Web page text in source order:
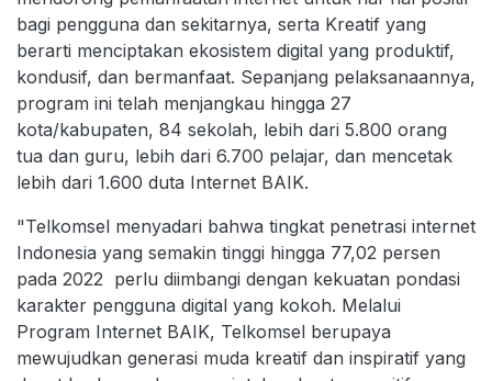
bagi pengguna dan sekitarnya, serta Kreatif yang
berarti menciptakan ekosistem digital yang produktif,
kondusif, dan bermanfaat. Sepanjang pelaksanaannya,
program ini telah menjangkau hingga 27
kota/kabupaten, 84 sekolah, lebih dari 5.800 orang
tua dan guru, lebih dari 6.700 pelajar, dan mencetak
lebih dari 1.600 duta Internet BAIK.
"Telkomsel menyadari bahwa tingkat penetrasi internet
Indonesia yang semakin tinggi hingga 77,02 persen
pada 2022 perlu diimbangi dengan kekuatan pondasi
karakter pengguna digital yang kokoh. Melalui
Program Internet BAIK, Telkomsel berupaya
mewujudkan generasi muda kreatif dan inspiratif yang